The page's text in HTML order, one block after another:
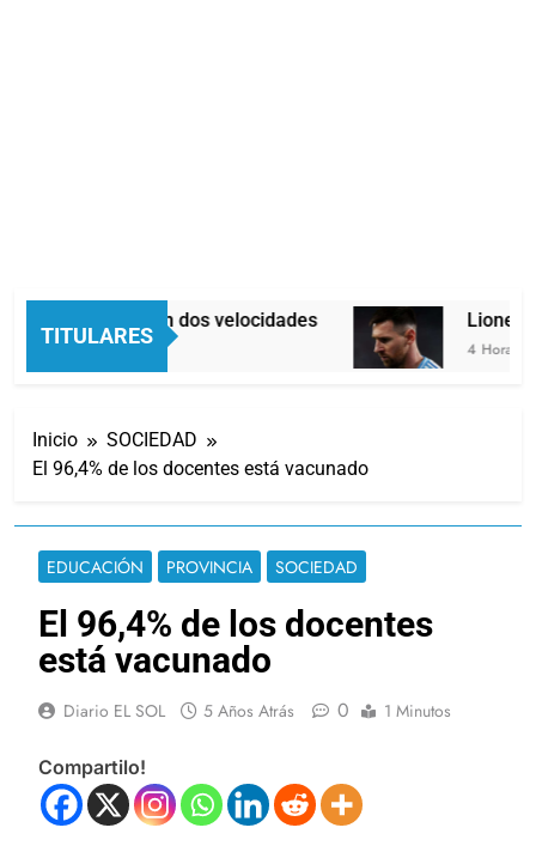
TITULARES
Economía en dos velocidades
3 Horas Atrás
Lionel
4 Horas
Inicio
SOCIEDAD
El 96,4% de los docentes está vacunado
EDUCACIÓN PROVINCIA SOCIEDAD
El 96,4% de los docentes
está vacunado
Diario EL SOL 5 Años Atrás 0 1 Minutos
Compartilo!